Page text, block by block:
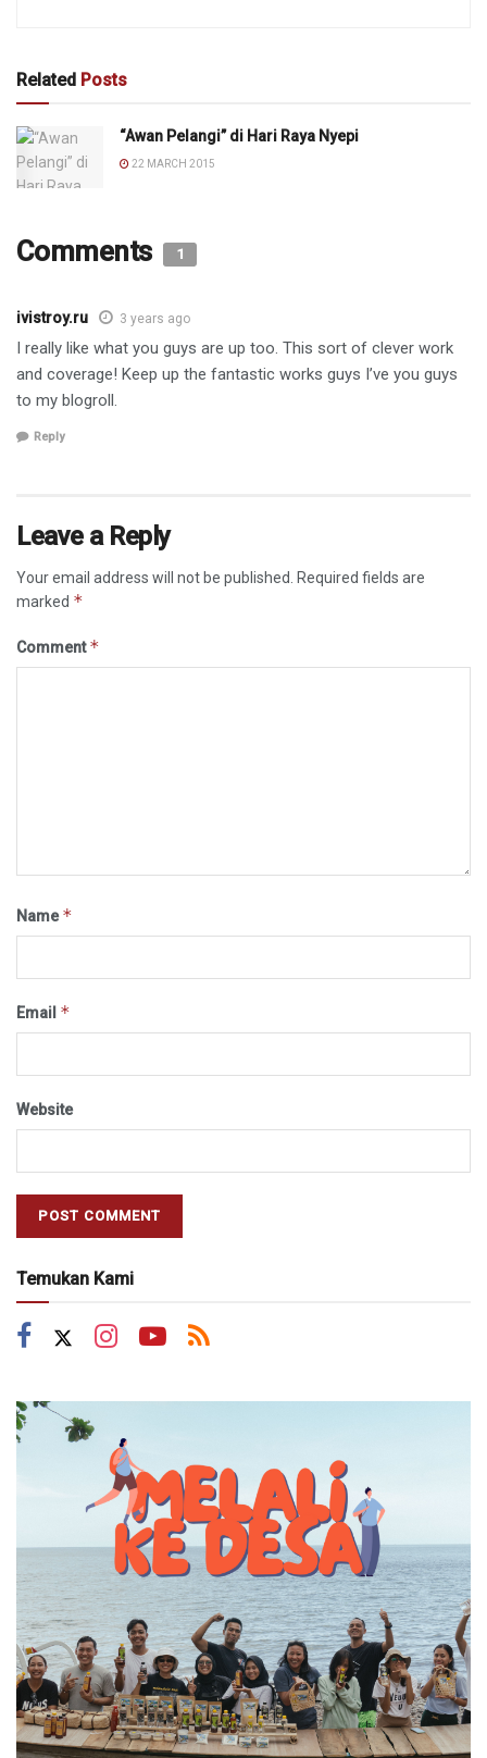
Related Posts
“Awan Pelangi” di Hari Raya Nyepi
22 MARCH 2015
Comments 1
ivistroy.ru 3 years ago
I really like what you guys are up too. This sort of clever work
and coverage! Keep up the fantastic works guys I’ve you guys
to my blogroll.
Reply
Leave a Reply
Your email address will not be published.
Required fields are
marked *
Comment*
Name*
Email *
Website
Temukan Kami